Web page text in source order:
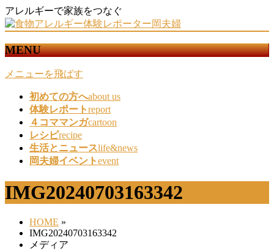
アレルギーで家族をつなぐ
MENU
メニューを飛ばす
初めての方へabout us
体験レポートreport
４コママンガcartoon
レシピrecipe
生活とニュースlife&news
岡夫婦イベントevent
IMG20240703163342
HOME »
IMG20240703163342
メディア